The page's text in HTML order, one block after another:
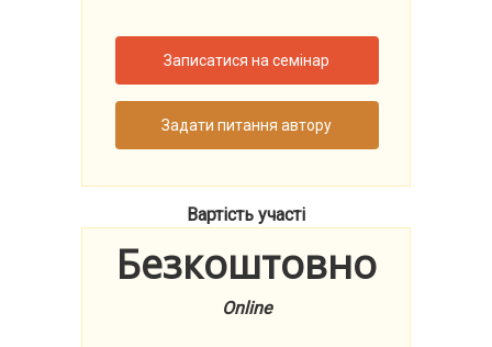
Записатися на семінар
Задати питання автору
Вартість участі
Безкоштовно
Online